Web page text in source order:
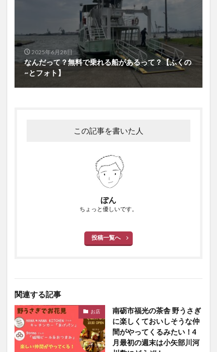
2025年6月28日
なんだって？無料で乗れる船があるって？【ふくの
~とフォト】
この記事を書いた人
ぽん
ちょっと優しいです。
投稿一覧へ
関連する記事
お店
南砺市福光の茶舎 野うさぎ
に楽しくておいしそうな仲
間がやってくるみたい！4
月最初の週末は小矢部川河